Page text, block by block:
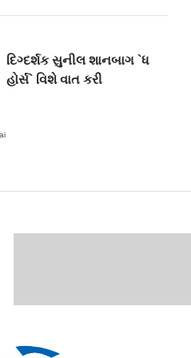
દિગ્દર્શક સુનીલ શાનબાગ `ધ
હોર્સ` વિશે વાત કરી